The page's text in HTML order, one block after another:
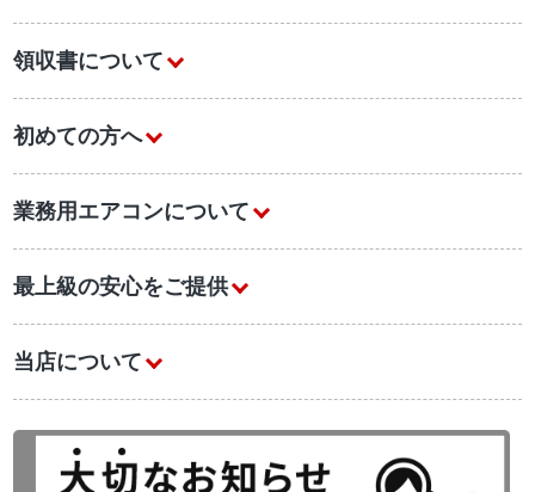
領収書について
初めての方へ
業務用エアコンについて
最上級の安心をご提供
当店について